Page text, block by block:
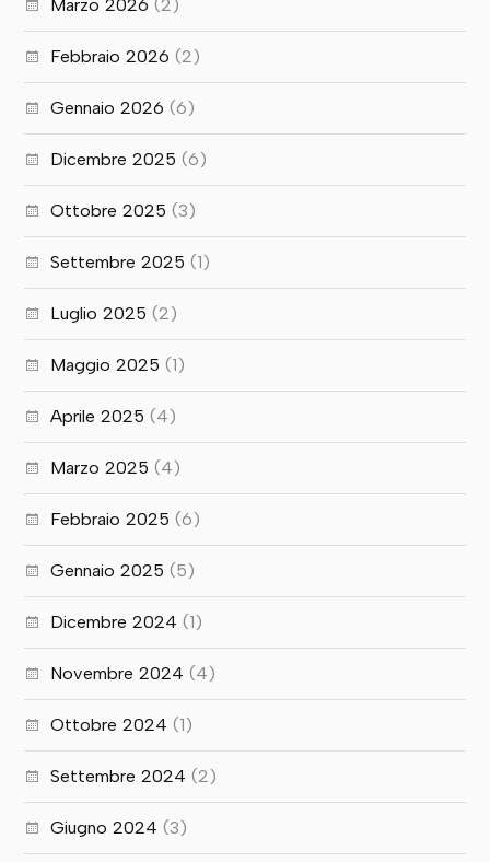
Marzo 2026 (2)
Febbraio 2026 (2)
Gennaio 2026 (6)
Dicembre 2025 (6)
Ottobre 2025 (3)
Settembre 2025 (1)
Luglio 2025 (2)
Maggio 2025 (1)
Aprile 2025 (4)
Marzo 2025 (4)
Febbraio 2025 (6)
Gennaio 2025 (5)
Dicembre 2024 (1)
Novembre 2024 (4)
Ottobre 2024 (1)
Settembre 2024 (2)
Giugno 2024 (3)